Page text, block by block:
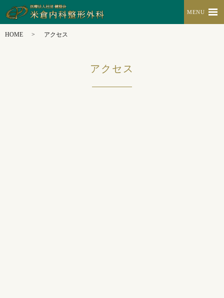
MENU
HOME アクセス
アクセス